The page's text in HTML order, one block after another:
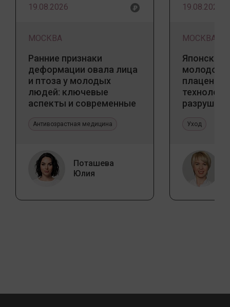
19.08.2026
МОСКВА
Ранние признаки
деформации овала лица
и птоза у молодых
людей: ключевые
аспекты и современные
Антивозрастная медицина
Поташева
Юлия
19.08.2026
МОСКВА
Японский
Уход